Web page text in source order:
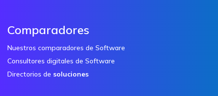
Comparadores
Nuestros comparadores de Software
Consultores digitales de Software
Directorios de soluciones